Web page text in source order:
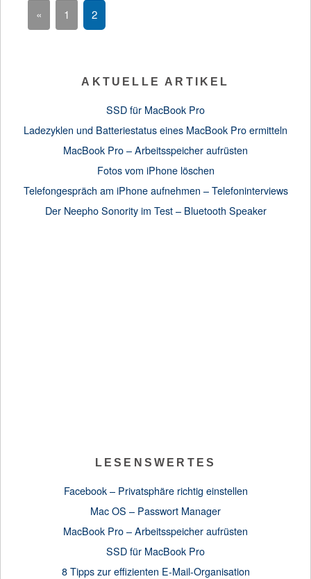
« 1 2
AKTUELLE ARTIKEL
SSD für MacBook Pro
Ladezyklen und Batteriestatus eines MacBook Pro ermitteln
MacBook Pro – Arbeitsspeicher aufrüsten
Fotos vom iPhone löschen
Telefongespräch am iPhone aufnehmen – Telefoninterviews
Der Neepho Sonority im Test – Bluetooth Speaker
LESENSWERTES
Facebook – Privatsphäre richtig einstellen
Mac OS – Passwort Manager
MacBook Pro – Arbeitsspeicher aufrüsten
SSD für MacBook Pro
8 Tipps zur effizienten E-Mail-Organisation